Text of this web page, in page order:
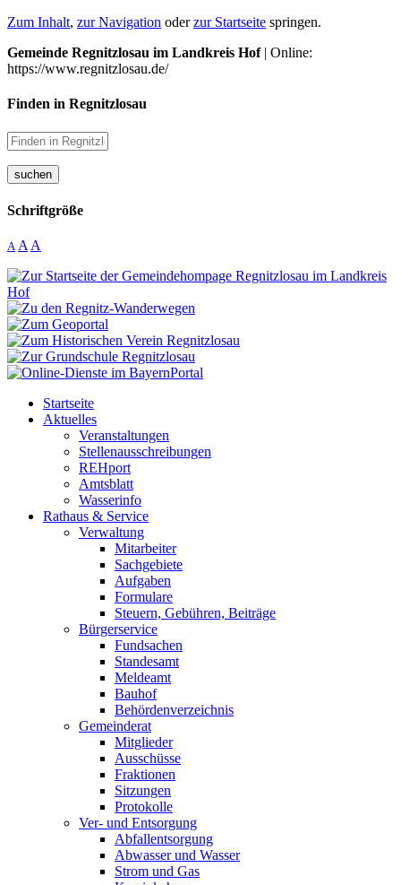
Zum Inhalt, zur Navigation oderzur Startseite springen.
Gemeinde Regnitzlosau im Landkreis Hof| Online:
https://www.regnitzlosau.de/
Finden in Regnitzlosau
suchen
Schriftgröße
A A A
Startseite
Aktuelles
Veranstaltungen
Stellenausschreibungen
REHport
Amtsblatt
Wasserinfo
Rathaus & Service
Verwaltung
Mitarbeiter
Sachgebiete
Aufgaben
Formulare
Steuern, Gebühren, Beiträge
Bürgerservice
Fundsachen
Standesamt
Meldeamt
Bauhof
Behördenverzeichnis
Gemeinderat
Mitglieder
Ausschüsse
Fraktionen
Sitzungen
Protokolle
Ver- und Entsorgung
Abfallentsorgung
Abwasser und Wasser
Strom und Gas